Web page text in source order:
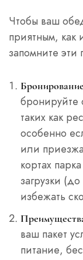
Чтобы ваш
приятным, как
запомните эти
бронируйте
таких как
особенно
или
кортах
загрузки
избежать
ваш пакет
питание,